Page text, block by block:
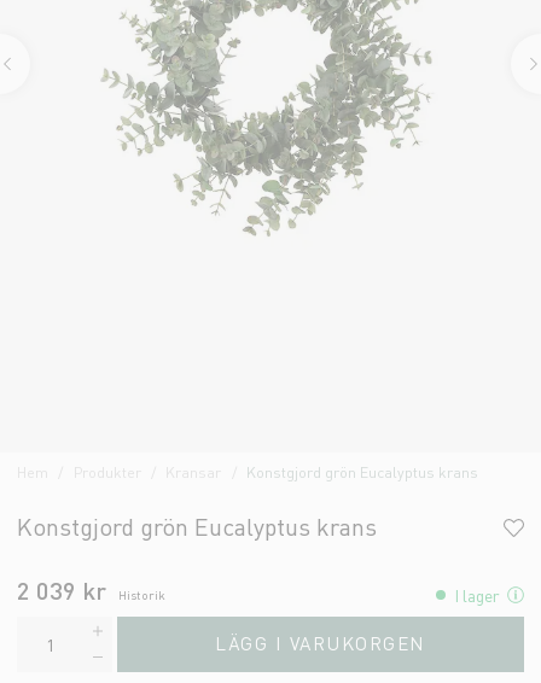
Hem Produkter Konstgjord grön Eucalyptus krans
Konstgjord grön Eucalyptus krans
2 039 kr Historik I lager
LÄGG I VARUKORGEN